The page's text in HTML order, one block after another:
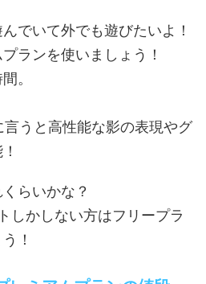
でいて外でも遊びたいよ！
ランを使いましょう！
。
うと高性能な影の表現やグ
らいかな？
しかしない方はフリープラ
！